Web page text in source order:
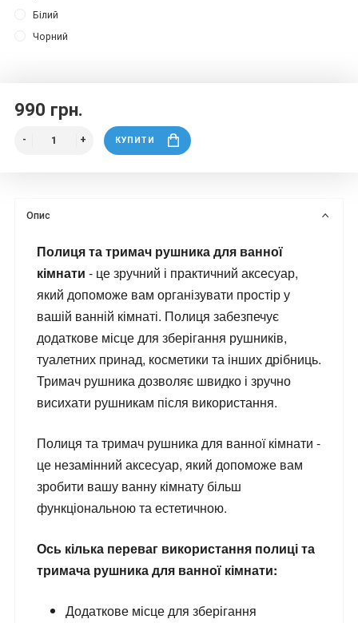
Білий
Чорний
990 грн.
КУПИТИ
Опис
Полиця та тримач рушника для ванної
кімнати - це зручний і практичний аксесуар,
який допоможе вам організувати простір у
вашій ванній кімнаті. Полиця забезпечує
додаткове місце для зберігання рушників,
туалетних принад, косметики та інших дрібниць.
Тримач рушника дозволяє швидко і зручно
висихати рушникам після використання.
Полиця та тримач рушника для ванної кімнати -
це незамінний аксесуар, який допоможе вам
зробити вашу ванну кімнату більш
функціональною та естетичною.
Ось кілька переваг використання полиці та
тримача рушника для ванної кімнати:
Додаткове місце для зберігання